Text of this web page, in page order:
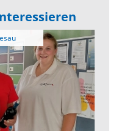
BRK Wiesau